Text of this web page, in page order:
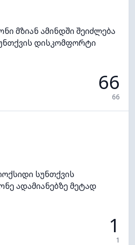
მზიან ამინდში შეიძლება
დისკომფორტი
66
66
სუნთქვის
ადამიანებზე მეტად
1
1